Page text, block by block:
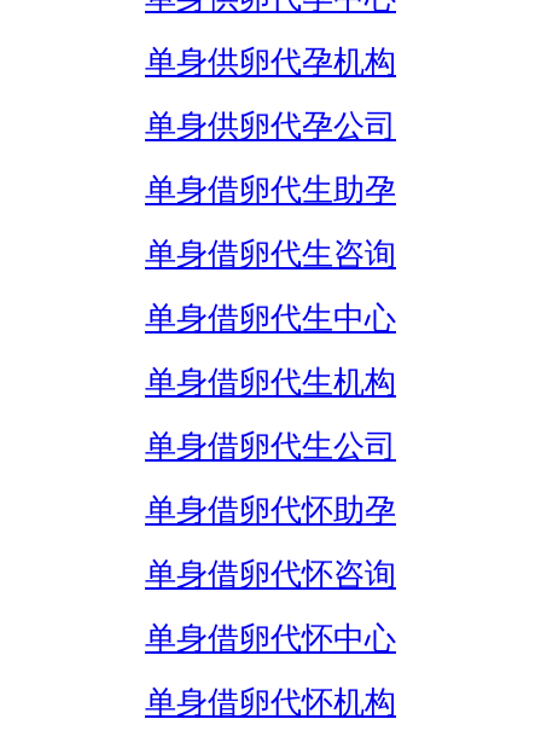
单身供卵代孕机构
单身供卵代孕公司
单身借卵代生助孕
单身借卵代生咨询
单身借卵代生中心
单身借卵代生机构
单身借卵代生公司
单身借卵代怀助孕
单身借卵代怀咨询
单身借卵代怀中心
单身借卵代怀机构